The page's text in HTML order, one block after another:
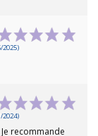
2025)
2024)
recommande